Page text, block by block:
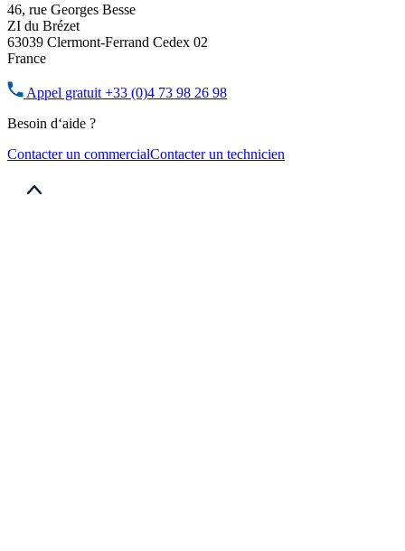
46, rue Georges Besse
ZI du Brézet
63039 Clermont-Ferrand Cedex 02
France
Appel gratuit +33 (0)4 73 98 26 98
Besoin d‘aide ?
Contacter un commercialContacter un technicien